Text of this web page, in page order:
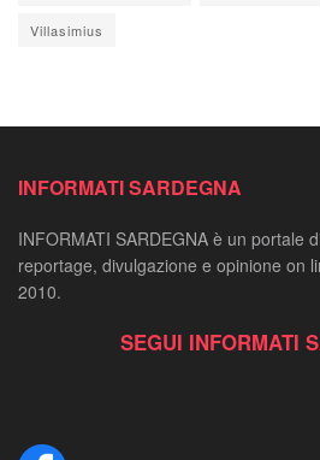
Villasimius
INFORMATI SARDEGNA
INFORMATI SARDEGNA è un portale
reportage, divulgazione e opinione on
2010.
SEGUI INFORMATI